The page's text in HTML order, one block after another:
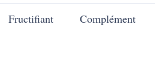
Fructifiant Complément